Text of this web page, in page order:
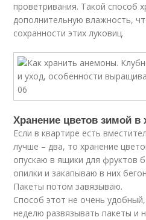
проветривания. Такой способ
дополнительную влажность,
сохранности этих луковиц.
Хранение цветов зимой в
Если в квартире есть
лучше – два, то хранение
опускаю в ящики для фруктов
опилки и закапываю в них
Пакеты потом завязываю.
Способ этот не очень
неделю развязывать пакеты и